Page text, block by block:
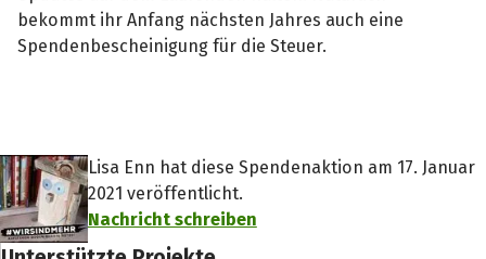
bekommt ihr Anfang nächsten Jahres auch eine
Spendenbescheinigung für die Steuer.
Lisa Enn hat diese Spendenaktion am 17. Januar
2021 veröffentlicht.
Nachricht schreiben